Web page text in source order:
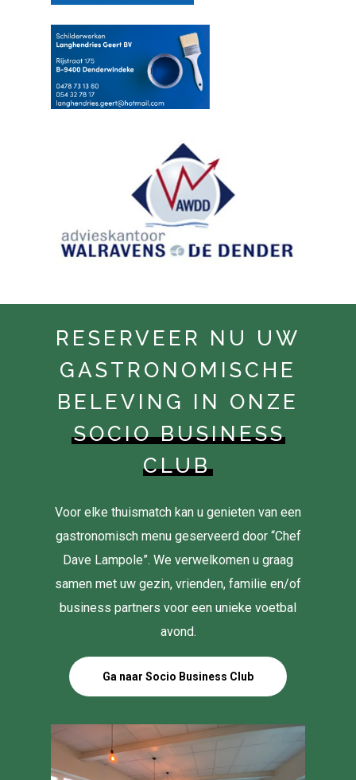
RESERVEER NU UW
GASTRONOMISCHE
BELEVING IN ONZE
SOCIO BUSINESS
CLUB
Voor elke thuismatch kan u genieten van een
gastronomisch menu geserveerd door “Chef
Dave Lampole”. We verwelkomen u graag
samen met uw gezin, vrienden, familie en/of
business partners voor een unieke voetbal
avond.
Ga naar Socio Business Club